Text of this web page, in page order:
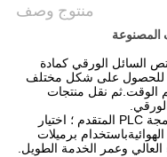
منتوج وصف
المصنوعة
السائل الورقي كمادة
للحصول على شكل مختلف
نقل منتجات
2. تطبق آلات تشكيلنا جهاز تحكم قابل للبرمجة PLC المتقدم ؛ اختيار
برميلات
العالي وعمر الخدمة الطويل.